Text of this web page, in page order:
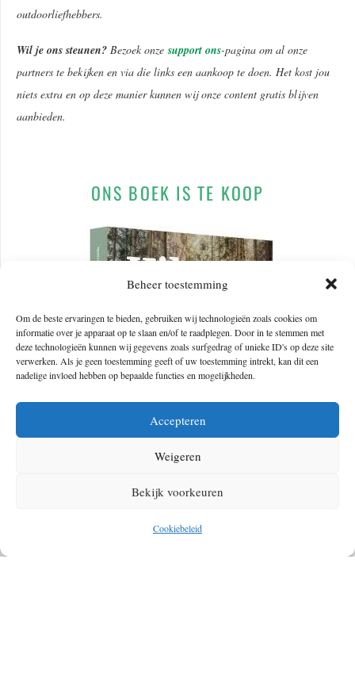
Beheer toestemming
Om de beste ervaringen te bieden, gebruiken wij technologieën zoals cookies om
informatie over je apparaat op te slaan en/of te raadplegen. Door in te stemmen met
deze technologieën kunnen wij gegevens zoals surfgedrag of unieke ID's op deze site
verwerken. Als je geen toestemming geeft of uw toestemming intrekt, kan dit een
nadelige invloed hebben op bepaalde functies en mogelijkheden.
Accepteren
Weigeren
Bekijk voorkeuren
Cookiebeleid
outdoorliefhebbers.
Wil je ons steunen? Bezoek onzesupport ons-pagina om al onze
partners te bekijken en via die links een aankoop te doen. Het kost jou
niets extra en op deze manier kunnen wij onze content gratis blijven
aanbieden.
ONS BOEK IS TE KOOP